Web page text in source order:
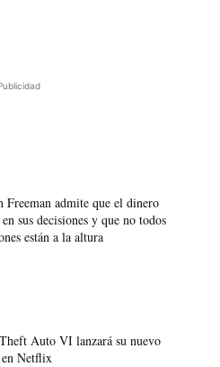
Freeman admite que el dinero
sus decisiones y que no todos
están a la altura
Auto VI lanzará su nuevo
en Netflix